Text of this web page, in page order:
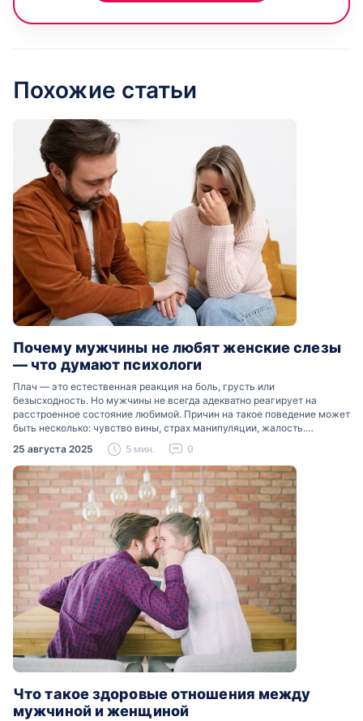
Похожие статьи
Почему мужчины не любят женские слезы
— что думают психологи
Плач — это естественная реакция на боль, грусть или
безысходность. Но мужчины не всегда адекватно реагирует на
расстроенное состояние любимой. Причин на такое поведение может
быть несколько: чувство вины, страх манипуляции, жалость.
Разобраться, почему мужчины боятся женских слез, помогут советы
психологов…
25 августа 2025 5 мин. 0
Что такое здоровые отношения между
мужчиной и женщиной